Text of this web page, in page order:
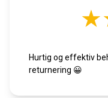
Hurtig og effektiv
returnering 😀